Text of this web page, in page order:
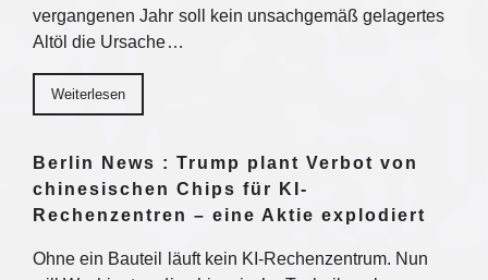
vergangenen Jahr soll kein unsachgemäß gelagertes
Altöl die Ursache…
Weiterlesen
Berlin News : Trump plant Verbot von
chinesischen Chips für KI-
Rechenzentren – eine Aktie explodiert
Ohne ein Bauteil läuft kein KI-Rechenzentrum. Nun